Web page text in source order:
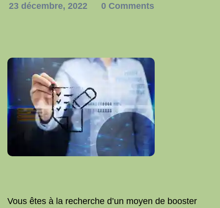
23 décembre, 2022 0 Comments
Vous êtes à la recherche d’un moyen de booster